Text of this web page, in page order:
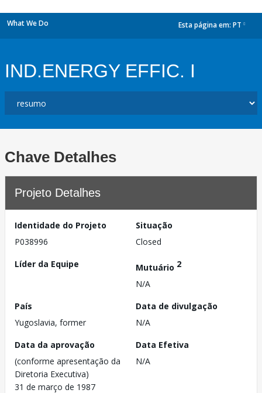
What We Do Esta página em: PT
IND.ENERGY EFFIC. I
Chave Detalhes
Projeto Detalhes
Identidade do Projeto
P038996
Situação
Closed
Líder da Equipe
Mutuário 2
N/A
País
Yugoslavia, former
Data de divulgação
N/A
Data da aprovação
(conforme apresentação da
Diretoria Executiva)
31 de março de 1987
Data Efetiva
N/A